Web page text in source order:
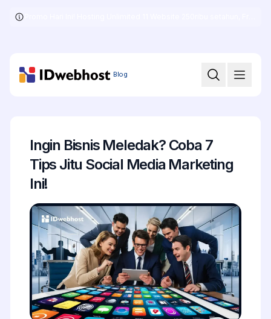
Blog
Ingin Bisnis Meledak? Coba 7
Tips Jitu Social Media Marketing
Ini!